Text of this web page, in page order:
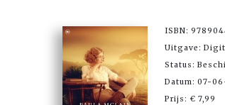
ISBN:
Uitgave:
Status:
Datum: 07-
Prijs: € 7,99